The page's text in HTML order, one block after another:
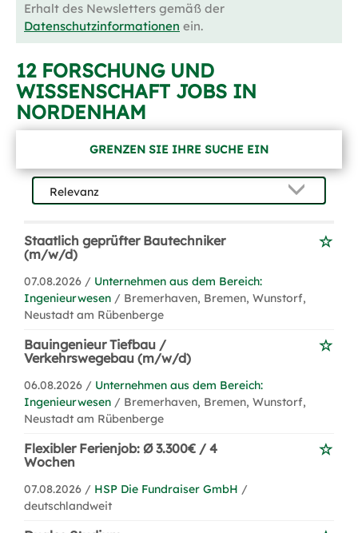
Erhalt des Newsletters gemäß der
Datenschutzinformationen ein.
12 FORSCHUNG UND
WISSENSCHAFT JOBS IN
NORDENHAM
GRENZEN SIE IHRE SUCHE EIN
Staatlich geprüfter Bautechniker
(m/w/d)
07.08.2026 / Unternehmen aus dem Bereich:
Ingenieurwesen / Bremerhaven, Bremen, Wunstorf,
Neustadt am Rübenberge
Bauingenieur Tiefbau /
Verkehrswegebau (m/w/d)
06.08.2026 / Unternehmen aus dem Bereich:
Ingenieurwesen / Bremerhaven, Bremen, Wunstorf,
Neustadt am Rübenberge
Flexibler Ferienjob: Ø 3.300€ / 4
Wochen
07.08.2026 / HSP Die Fundraiser GmbH /
deutschlandweit